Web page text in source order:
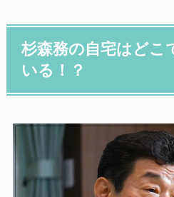
杉森務の自宅はどこ
いる！？